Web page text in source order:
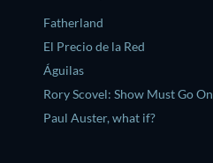
Fatherland
El Precio de la Red
Águilas
Rory Scovel: Show Must Go On
Paul Auster, what if?